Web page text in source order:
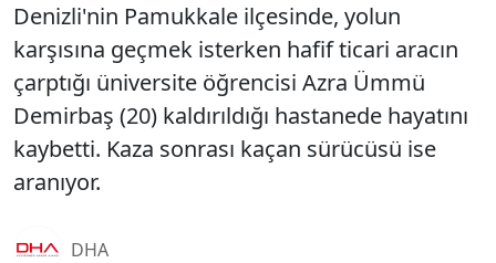
Denizli'nin Pamukkale ilçesinde, yolun
karşısına geçmek isterken hafif ticari aracın
çarptığı üniversite öğrencisi Azra Ümmü
Demirbaş (20) kaldırıldığı hastanede hayatını
kaybetti. Kaza sonrası kaçan sürücüsü ise
aranıyor.
DHA